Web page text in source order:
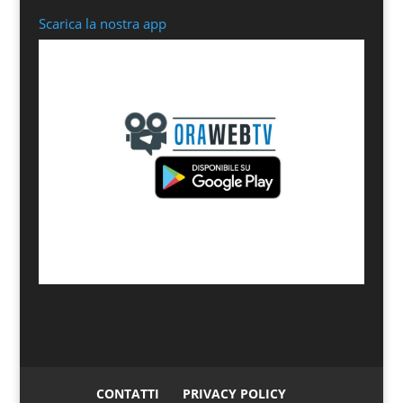
Scarica la nostra app
CONTATTI PRIVACY POLICY